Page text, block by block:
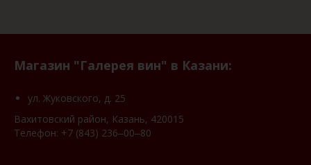
Магазин "Галерея вин" в Казани:
ул. Жуковского, д. 25
Вахитовский район, Казань, 420015
Телефон: +7 (843) 236‒00‒80